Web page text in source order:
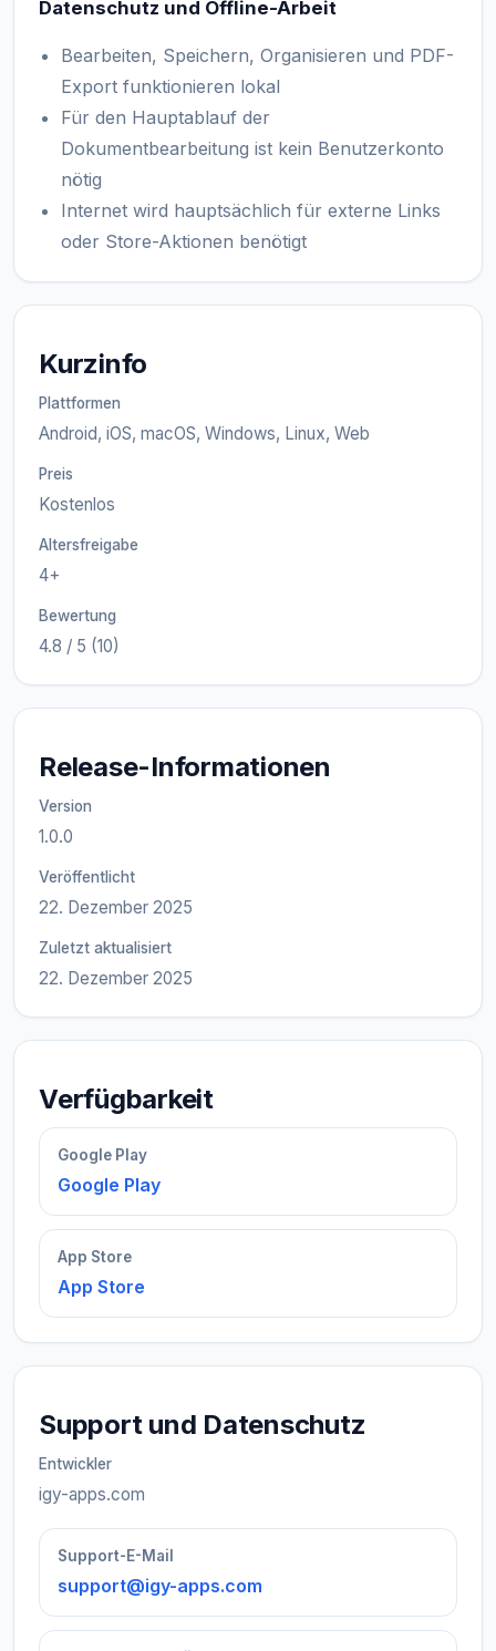
Datenschutz und Offline-Arbeit
Bearbeiten, Speichern, Organisieren und PDF-
Export funktionieren lokal
Für den Hauptablauf der
Dokumentbearbeitung ist kein Benutzerkonto
nötig
Internet wird hauptsächlich für externe Links
oder Store-Aktionen benötigt
Kurzinfo
Plattformen
Android, iOS, macOS, Windows, Linux, Web
Preis
Kostenlos
Altersfreigabe
4+
Bewertung
4.8 / 5 (10)
Release-Informationen
Version
1.0.0
Veröffentlicht
22. Dezember 2025
Zuletzt aktualisiert
22. Dezember 2025
Verfügbarkeit
Google Play
Google Play
App Store
App Store
Support und Datenschutz
Entwickler
igy-apps.com
Support-E-Mail
support@igy-apps.com